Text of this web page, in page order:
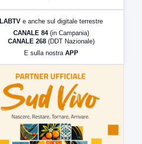
LabNews (Diretta)
LabNews (replica)
LABTV e anche sul digitale terrestre
CANALE 84 (in Campania)
CANALE 268 (DDT Nazionale)
E sulla nostra APP